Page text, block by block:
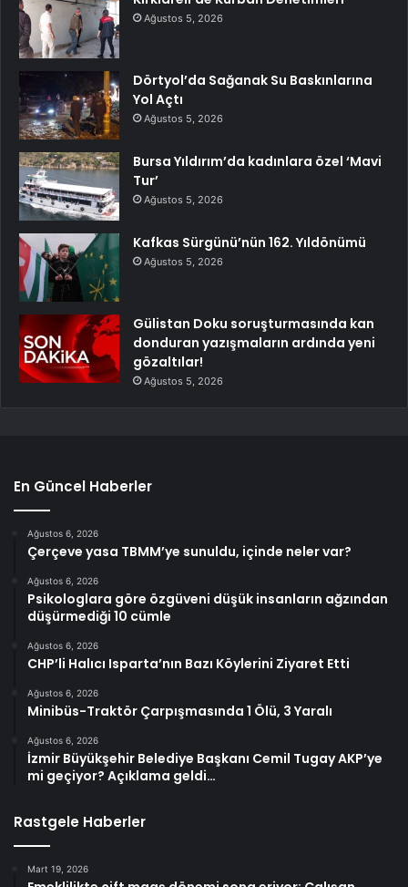
Ağustos 5, 2026
Dörtyol’da Sağanak Su Baskınlarına
Yol Açtı
Ağustos 5, 2026
Bursa Yıldırım’da kadınlara özel ‘Mavi
Tur’
Ağustos 5, 2026
Kafkas Sürgünü’nün 162. Yıldönümü
Ağustos 5, 2026
Gülistan Doku soruşturmasında kan
donduran yazışmaların ardında yeni
gözaltılar!
Ağustos 5, 2026
En Güncel Haberler
Ağustos 6, 2026
Çerçeve yasa TBMM’ye sunuldu, içinde neler var?
Ağustos 6, 2026
Psikologlara göre özgüveni düşük insanların ağzından
düşürmediği 10 cümle
Ağustos 6, 2026
CHP’li Halıcı Isparta’nın Bazı Köylerini Ziyaret Etti
Ağustos 6, 2026
Minibüs-Traktör Çarpışmasında 1 Ölü, 3 Yaralı
Ağustos 6, 2026
İzmir Büyükşehir Belediye Başkanı Cemil Tugay AKP’ye
mi geçiyor? Açıklama geldi…
Rastgele Haberler
Mart 19, 2026